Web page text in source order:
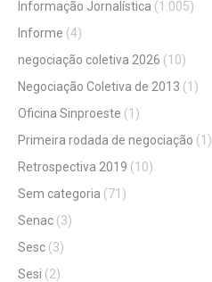
Informação Jornalística (1.005)
Informe (4)
negociação coletiva 2026 (10)
Negociação Coletiva de 2013 (1)
Oficina Sinproeste (1)
Primeira rodada de negociação (1)
Retrospectiva 2019 (10)
Sem categoria (71)
Senac (3)
Sesc (3)
Sesi (2)